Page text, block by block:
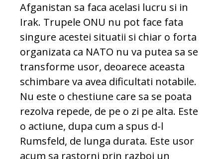
Afganistan sa faca acelasi lucru si in
Irak. Trupele ONU nu pot face fata
singure acestei situatii si chiar o forta
organizata ca NATO nu va putea sa se
transforme usor, deoarece aceasta
schimbare va avea dificultati notabile.
Nu este o chestiune care sa se poata
rezolva repede, de pe o zi pe alta. Este
o actiune, dupa cum a spus d-l
Rumsfeld, de lunga durata. Este usor
acum sa rastorni prin razboi un